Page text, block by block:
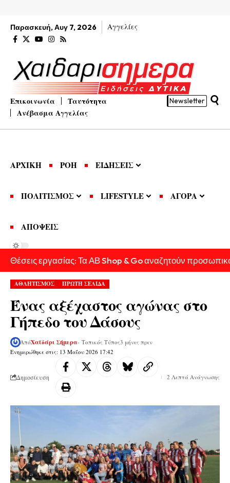
Παρασκευή, Αυγ 7, 2026 Αγγελίες
Επικοινωνία
Ταυτότητα
Ανέβασμα Αγγελίας
Newsletter
ΑΡΧΙΚΗ ΡΟΗ ΕΙΔΗΣΕΙΣ
ΠΟΛΙΤΙΣΜΟΣ LIFESTYLE ΑΓΟΡΑ
ΑΠΟΨΕΙΣ
Θέσεις εργασίας: Τα ΑΒ Shop & Go αναζητούν
ΑΘΛΗΤΙΣΜΟΣ ΠΡΩΤΗ ΣΕΛΙΔΑ
Ένας αξέχαστος αγώνας στο
Γήπεδο του Δάσους
Ενημερώθηκε στις: 13 Μαΐου 2026 17:42
ΑπόΧαϊδάρι Σήμερα- Τοπικός Τύπος3 μήνες πριν
Δημοσίευση 2 Λεπτά Ανάγνωσης